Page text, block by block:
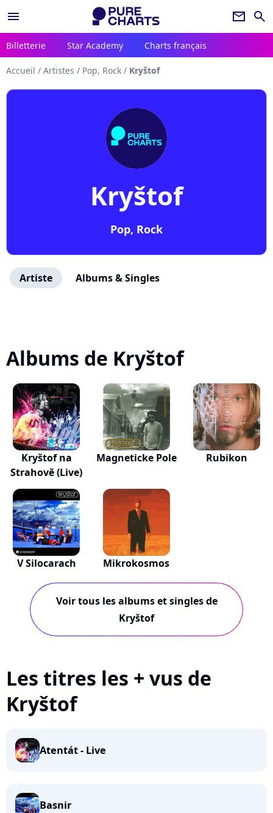
menu newsletter search
Billetterie Star Academy Charts français
Accueil / Artistes / Pop, Rock / Kryštof
Kryštof
Pop, Rock
Artiste Albums & Singles
Albums de Kryštof
Kryštof na
Strahově (Live)
Magneticke Pole Rubikon
V Silocarach Mikrokosmos
Voir tous les albums et singles de
Kryštof
Les titres les + vus de
Kryštof
Atentát - Live
Basnir